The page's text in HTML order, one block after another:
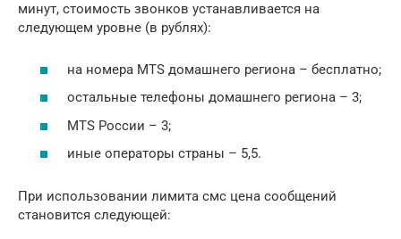
минут, стоимость звонков устанавливается на
следующем уровне (в рублях):
на номера MTS домашнего региона – бесплатно;
остальные телефоны домашнего региона – 3;
MTS России – 3;
иные операторы страны – 5,5.
При использовании лимита смс цена сообщений
становится следующей: